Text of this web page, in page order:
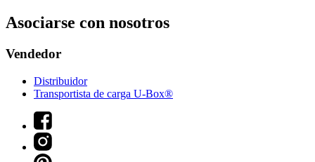
Asociarse con nosotros
Vendedor
Distribuidor
Transportista de carga U-Box®